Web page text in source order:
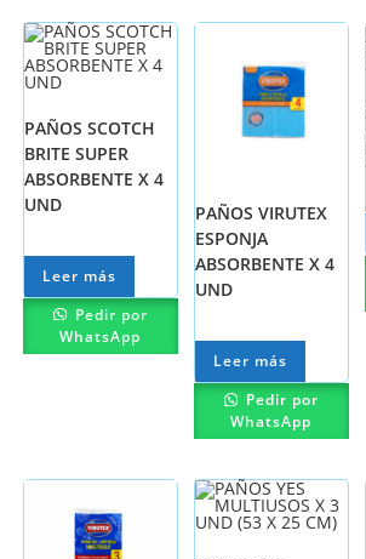
PAÑOS SCOTCH
BRITE SUPER
ABSORBENTE X 4
UND
Leer más
Pedir por
WhatsApp
PAÑOS VIRUTEX
ESPONJA
ABSORBENTE X 4
UND
Leer más
Pedir por
WhatsApp